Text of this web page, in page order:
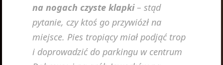
na nogach czyste klapki– stąd
pytanie, czy ktoś go przywiózł na
miejsce. Pies tropiący miał podjąć trop
i doprowadzić do parkingu w centrum